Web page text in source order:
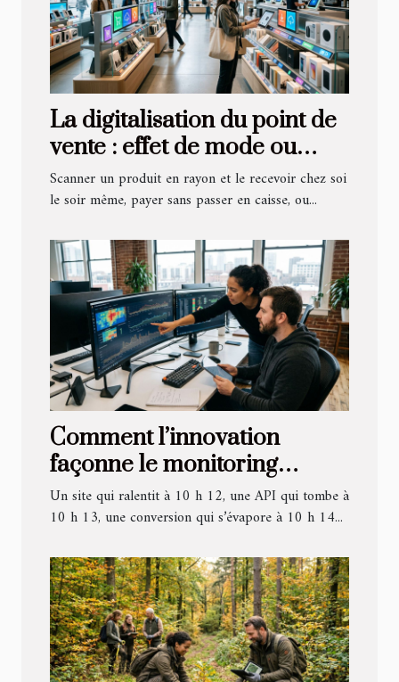
La digitalisation du point de
vente : effet de mode ou
vraie révolution e-
commerce ?
Scanner un produit en rayon et le recevoir chez soi
le soir même, payer sans passer en caisse, ou...
Comment l’innovation
façonne le monitoring
moderne au-delà des
simples alertes
Un site qui ralentit à 10 h 12, une API qui tombe à
10 h 13, une conversion qui s’évapore à 10 h 14...